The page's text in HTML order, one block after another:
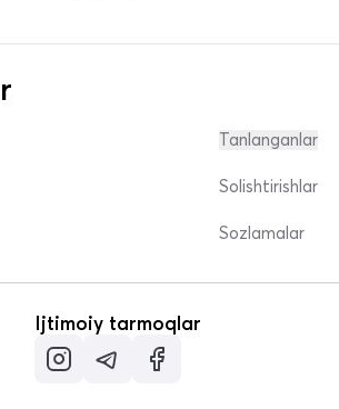
Tanlanganlar
Solishtirishlar
Sozlamalar
Ijtimoiy tarmoqlar